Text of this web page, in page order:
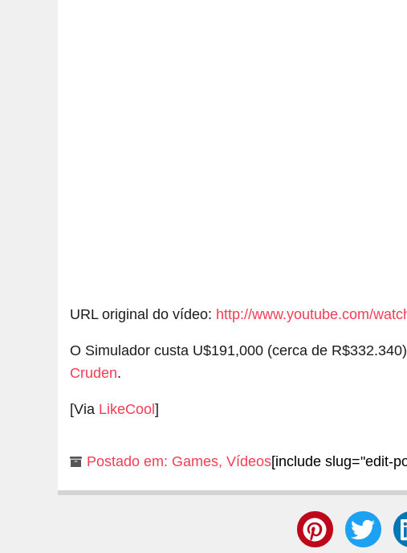
URL original do vídeo: http://www.youtube.com/
O Simulador custa U$191,000 (cerca de
Cruden.
[Via LikeCool ]
Postado em: Games, Vídeos[include slug="edit-